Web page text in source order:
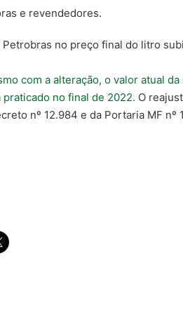
e revendedores.
no preço final do litro
com a alteração, o valor atual
no final de 2022. O
nº 12.984 e da Portaria MF